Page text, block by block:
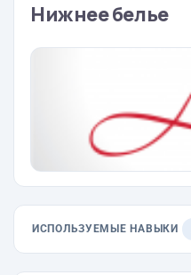
Нижнее белье
ИСПОЛЬЗУЕМЫЕ НАВЫКИ